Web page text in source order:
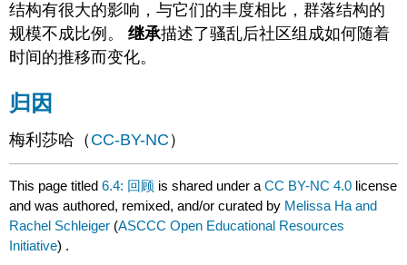
结构有很大的影响，与它们的丰度相比，群落结构的
规模不成比例。继承描述了骚乱后社区组成如何随着
时间的推移而变化。
归因
梅利莎哈（ CC-BY-NC ）
This page titled6.4: 回顾 is shared under aCC BY-NC 4.0 license
and was authored, remixed, and/or curated by Melissa Ha and
Rachel Schleiger (ASCCC Open Educational Resources
Initiative) .